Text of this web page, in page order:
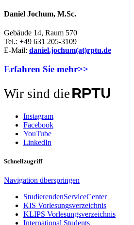
Daniel Jochum, M.Sc.
Gebäude 14, Raum 570
Tel.: +49 631 205-3109
E-Mail: daniel.jochum(at)rptu.de
Erfahren Sie mehr>>
Wir sind die
Instagram
Facebook
YouTube
LinkedIn
Schnellzugriff
Navigation überspringen
StudierendenServiceCenter
KIS Vorlesungsverzeichnis
KLIPS Vorlesungsverzeichnis
International Students